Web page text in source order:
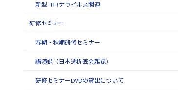
新型コロナウイルス関連
研修セミナー
春期・秋期研修セミナー
講演録（日本透析医会雑誌）
研修セミナーDVDの貸出について